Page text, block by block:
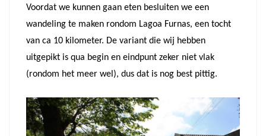
Voordat we kunnen gaan eten besluiten we een
wandeling te maken rondom Lagoa Furnas, een tocht
van ca 10 kilometer. De variant die wij hebben
uitgepikt is qua begin en eindpunt zeker niet vlak
(rondom het meer wel), dus dat is nog best pittig.